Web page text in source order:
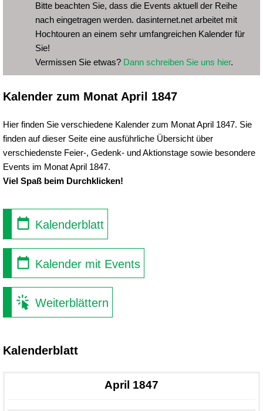
Bitte beachten Sie, dass die Events aktuell der Reihe
nach eingetragen werden. dasinternet.net arbeitet mit
Hochtouren an einem sehr umfangreichen Kalender für
Sie!
Vermissen Sie etwas? Dann schreiben Sie uns hier.
Kalender zum Monat April 1847
Hier finden Sie verschiedene Kalender zum Monat April 1847. Sie
finden auf dieser Seite eine ausführliche Übersicht über
verschiedenste Feier-, Gedenk- und Aktionstage sowie besondere
Events im Monat April 1847.
Viel Spaß beim Durchklicken!
Kalenderblatt
Kalender mit Events
Weiterblättern
Kalenderblatt
April 1847